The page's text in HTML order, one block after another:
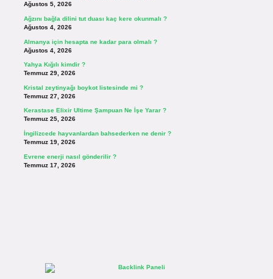
Ağustos 5, 2026
Ağzını bağla dilini tut duası kaç kere okunmalı ?
Ağustos 4, 2026
Almanya için hesapta ne kadar para olmalı ?
Ağustos 4, 2026
Yahya Kığılı kimdir ?
Temmuz 29, 2026
Kristal zeytinyağı boykot listesinde mi ?
Temmuz 27, 2026
Kerastase Elixir Ultime Şampuan Ne İşe Yarar ?
Temmuz 25, 2026
İngilizcede hayvanlardan bahsederken ne denir ?
Temmuz 19, 2026
Evrene enerji nasıl gönderilir ?
Temmuz 17, 2026